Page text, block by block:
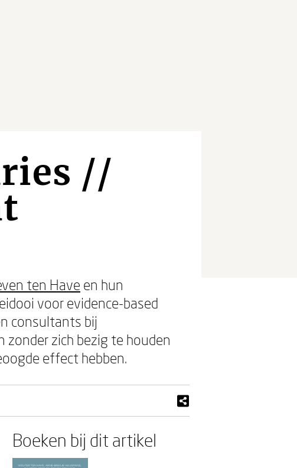
//
ten Have en hun
voor evidence-based
consultants bij
zich bezig te houden
effect hebben.
Boeken bij dit artikel